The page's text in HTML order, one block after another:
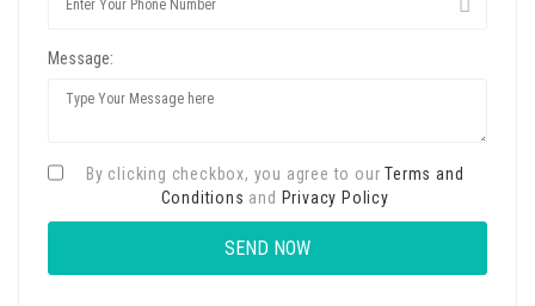
Message:
By clicking checkbox, you agree to ourTerms and
Conditions and Privacy Policy